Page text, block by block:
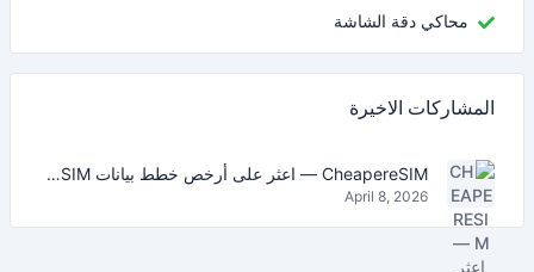
محاكي دقة الشاشة
المشاركات الاخيرة
CheapereSIM — اعثر على أرخص خطط بيانات eSIM للسفر في 2026
April 8, 2026